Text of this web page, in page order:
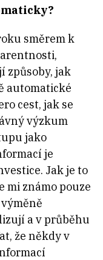
směrem k
způsoby, jak
automatické
cest, jak se
výzkum
jako
je
Jak je to
mi známo pouze
a v průběhu
že někdy v